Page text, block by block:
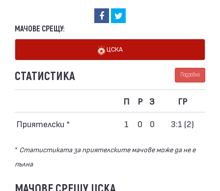
МАЧОВЕ СРЕЩУ:
ЦСКА
СТАТИСТИКА Подробно
П Р З ГР
Приятелски * 1 0 0 3:1 (2)
* Статистиката за приятелските мачове може да не е
пълна